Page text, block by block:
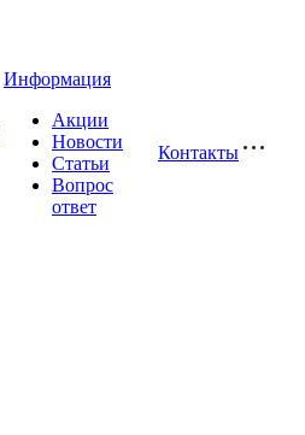
Информация
Акции
Новости
Статьи
Вопрос
ответ
Контакты